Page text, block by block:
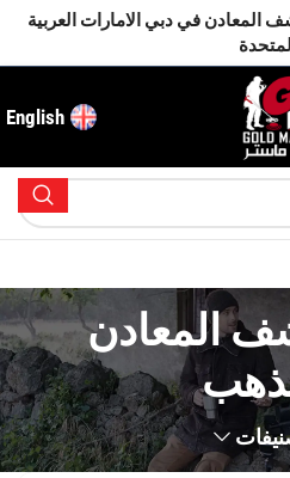
في دبي الامارات العربية
المتحدة
English
المعادن